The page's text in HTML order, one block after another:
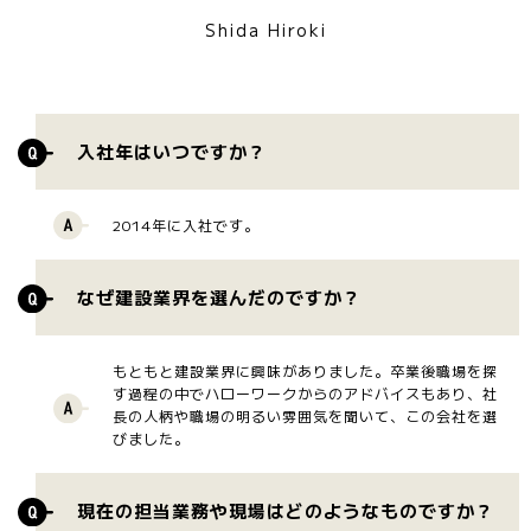
Shida Hiroki
入社年はいつですか？
2014年に入社です。
なぜ建設業界を選んだのですか？
もともと建設業界に興味がありました。卒業後職場を探
す過程の中でハローワークからのアドバイスもあり、社
長の人柄や職場の明るい雰囲気を聞いて、この会社を選
びました。
現在の担当業務や現場はどのようなものですか？